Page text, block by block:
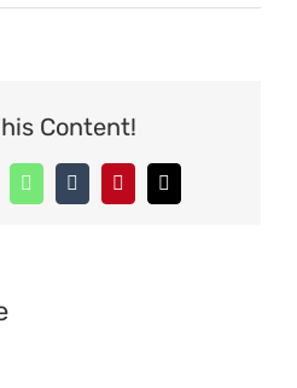
Content!
WhatsAppTumblr Pinterest
Mail